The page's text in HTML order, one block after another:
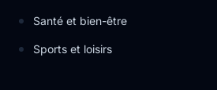
Santé et bien-être
Sports et loisirs